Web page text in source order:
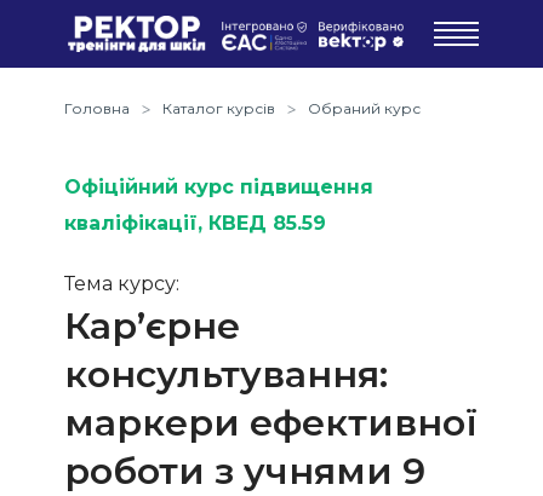
Головна Каталог курсів Обраний курс
Офіційний курс підвищення
кваліфікації, КВЕД 85.59
Тема курсу:
Кар’єрне
консультування:
маркери ефективної
роботи з учнями 9